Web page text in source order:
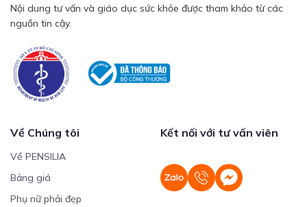
Nội dung tư vấn và giáo dục sức khỏe được tham khảo từ các
nguồn tin cậy.
Về Chúng tôi
Về PENSILIA
Bảng giá
Phụ nữ phải đẹp
Kết nối với tư vấn viên